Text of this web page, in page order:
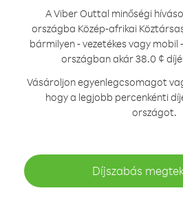
A Viber Outtal minőségi
országba Közép-afrikai
bármilyen - vezetékes vagy
országban akár 38.0 ¢
Vásároljon egyenlegcsomagot
hogy a legjobb percenkénti
országot.
Díjszabás